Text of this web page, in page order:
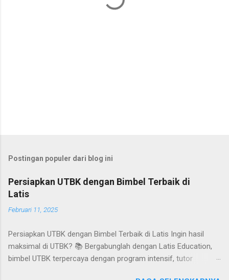
Postingan populer dari blog ini
Persiapkan UTBK dengan Bimbel Terbaik di
Latis
Februari 11, 2025
Persiapkan UTBK dengan Bimbel Terbaik di Latis Ingin hasil
maksimal di UTBK? 📚 Bergabunglah dengan Latis Education,
bimbel UTBK terpercaya dengan program intensif, tutor